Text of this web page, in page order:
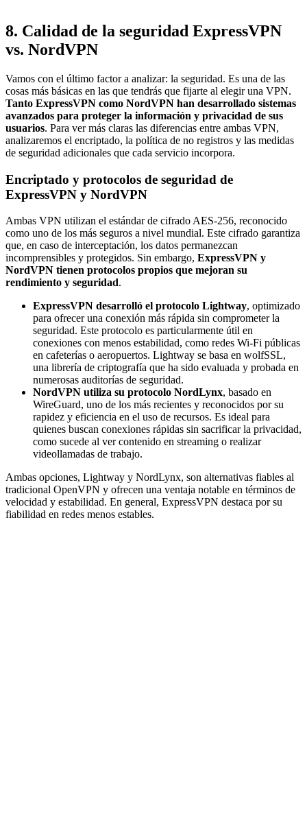
8. Calidad de la seguridad ExpressVPN
vs. NordVPN
Vamos con el último factor a analizar: la seguridad. Es una de las
cosas más básicas en las que tendrás que fijarte al elegir una VPN.
Tanto ExpressVPN como NordVPN han desarrollado sistemas
avanzados para proteger la información y privacidad de sus
usuarios. Para ver más claras las diferencias entre ambas VPN,
analizaremos el encriptado, la política de no registros y las medidas
de seguridad adicionales que cada servicio incorpora.
Encriptado y protocolos de seguridad de
ExpressVPN y NordVPN
Ambas VPN utilizan el estándar de cifrado AES-256, reconocido
como uno de los más seguros a nivel mundial. Este cifrado garantiza
que, en caso de interceptación, los datos permanezcan
incomprensibles y protegidos. Sin embargo, ExpressVPN y
NordVPN tienen protocolos propios que mejoran su
rendimiento y seguridad.
ExpressVPN desarrolló el protocolo Lightway, optimizado
para ofrecer una conexión más rápida sin comprometer la
seguridad. Este protocolo es particularmente útil en
conexiones con menos estabilidad, como redes Wi-Fi públicas
en cafeterías o aeropuertos. Lightway se basa en wolfSSL,
una librería de criptografía que ha sido evaluada y probada en
numerosas auditorías de seguridad.
NordVPN utiliza su protocolo NordLynx, basado en
WireGuard, uno de los más recientes y reconocidos por su
rapidez y eficiencia en el uso de recursos. Es ideal para
quienes buscan conexiones rápidas sin sacrificar la privacidad,
como sucede al ver contenido en streaming o realizar
videollamadas de trabajo.
Ambas opciones, Lightway y NordLynx, son alternativas fiables al
tradicional OpenVPN y ofrecen una ventaja notable en términos de
velocidad y estabilidad. En general, ExpressVPN destaca por su
fiabilidad en redes menos estables.